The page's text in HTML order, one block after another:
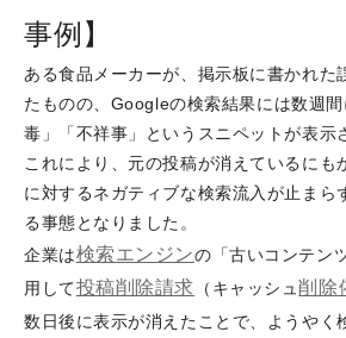
事例】
ある食品メーカーが、掲示板に書かれた
たものの、Googleの検索結果には数週
毒」「不祥事」というスニペットが表示
これにより、元の投稿が消えているにも
に対するネガティブな検索流入が止まら
る事態となりました。
企業は検索エンジンの「古いコンテン
用して投稿削除請求 （キャッシュ削除
数日後に表示が消えたことで、ようやく